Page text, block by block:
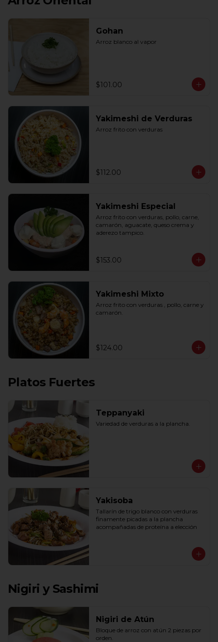
Gohan
Arroz blanco al vapor
$101.00
Yakimeshi de Verduras
Arroz frito con verduras
$112.00
Yakimeshi Especial
Arroz frito con verduras, pollo, carne,
camarón, aguacate, queso crema y
aderezo tampico.
$153.00
Yakimeshi Mixto
Arroz frito con verduras , pollo, carne y
camarón.
$124.00
Platos Fuertes
Teppanyaki
Variedad de verduras a la plancha.
Yakisoba
Tallarín de trigo blanco con verduras
finamente picadas a la plancha
acompañadas de proteína a elección
Nigiri y Sashimi
Nigiri de Atún
Bloque de arroz con atún 2 piezas por
orden.